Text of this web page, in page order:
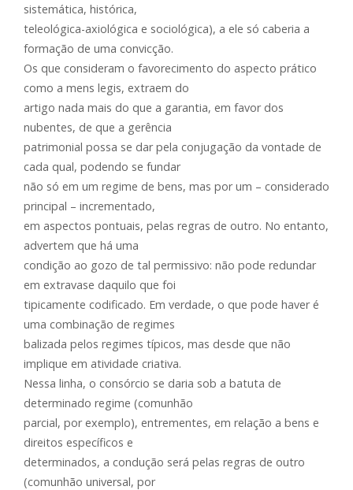
sistemática, histórica,
teleológica-axiológica e sociológica), a ele só caberia a
formação de uma convicção.
Os que consideram o favorecimento do aspecto prático
como a mens legis, extraem do
artigo nada mais do que a garantia, em favor dos
nubentes, de que a gerência
patrimonial possa se dar pela conjugação da vontade de
cada qual, podendo se fundar
não só em um regime de bens, mas por um – considerado
principal – incrementado,
em aspectos pontuais, pelas regras de outro. No entanto,
advertem que há uma
condição ao gozo de tal permissivo: não pode redundar
em extravase daquilo que foi
tipicamente codificado. Em verdade, o que pode haver é
uma combinação de regimes
balizada pelos regimes típicos, mas desde que não
implique em atividade criativa.
Nessa linha, o consórcio se daria sob a batuta de
determinado regime (comunhão
parcial, por exemplo), entrementes, em relação a bens e
direitos específicos e
determinados, a condução será pelas regras de outro
(comunhão universal, por